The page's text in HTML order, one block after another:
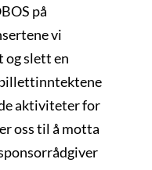
på
vi
og slett en
billettinntektene
aktiviteter for
oss til å motta